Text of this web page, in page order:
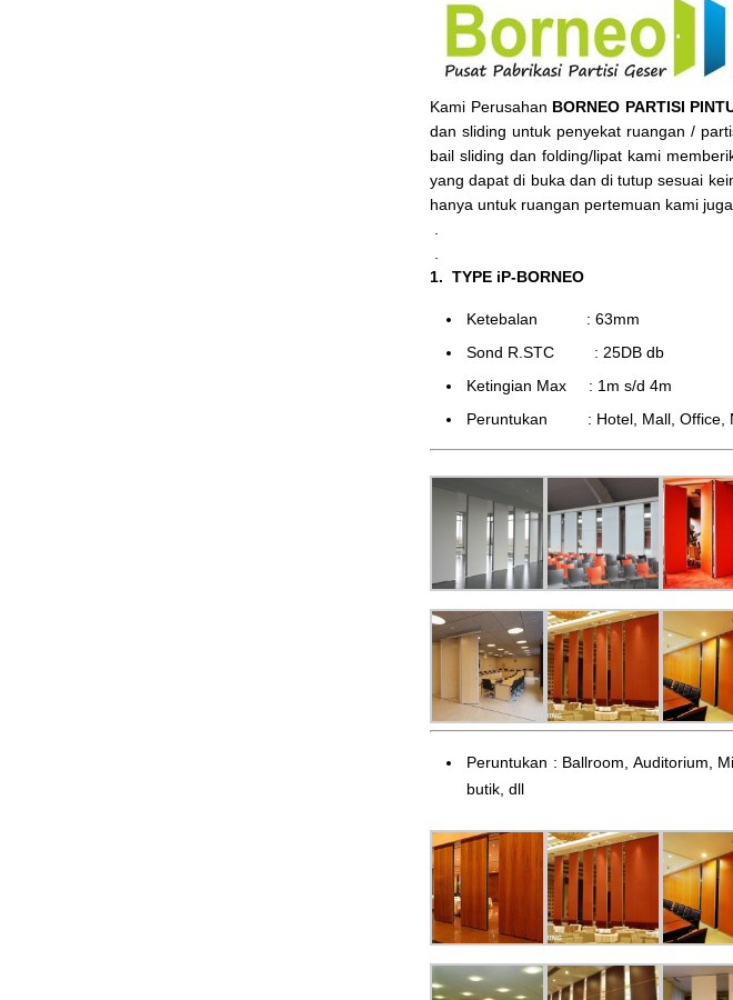
Kami Perusahan BORNEO PARTISI
dan sliding untuk penyekat ruangan /
bail sliding dan folding/lipat kami
yang dapat di buka dan di tutup sesuai
hanya untuk ruangan pertemuan kami
1. TYPE iP-BORNEO
Ketebalan : 63mm
Sond R.STC : 25DB db
Ketingian Max : 1m s/d 4m
Peruntukan : Hotel, Mall, Office,
Peruntukan : Ballroom, Auditorium,
butik, dll